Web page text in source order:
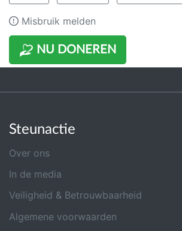
NU DONEREN
Misbruik melden
Steunactie
Over ons
In de media
Veiligheid & Betrouwbaarheid
Algemene voorwaarden